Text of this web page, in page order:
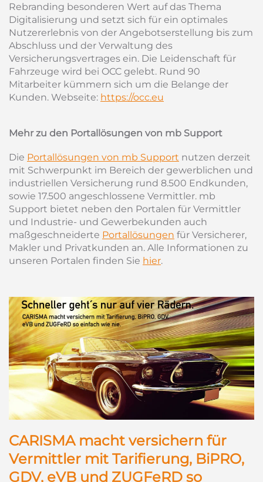
Rebranding besonderen Wert auf das Thema
Digitalisierung und setzt sich für ein optimales
Nutzererlebnis von der Angebotserstellung bis zum
Abschluss und der Verwaltung des
Versicherungsvertrages ein. Die Leidenschaft für
Fahrzeuge wird bei OCC gelebt. Rund 90
Mitarbeiter kümmern sich um die Belange der
Kunden. Webseite: https://occ.eu
Mehr zu den Portallösungen von mb Support
Die Portallösungen von mb Support nutzen derzeit
mit Schwerpunkt im Bereich der gewerblichen und
industriellen Versicherung rund 8.500 Endkunden,
sowie 17.500 angeschlossene Vermittler. mb
Support bietet neben den Portalen für Vermittler
und Industrie- und Gewerbekunden auch
maßgeschneiderte Portallösungen für Versicherer,
Makler und Privatkunden an. Alle Informationen zu
unseren Portalen finden Sie hier.
CARISMA macht versichern für
Vermittler mit Tarifierung, BiPRO,
GDV, eVB und ZUGFeRD so